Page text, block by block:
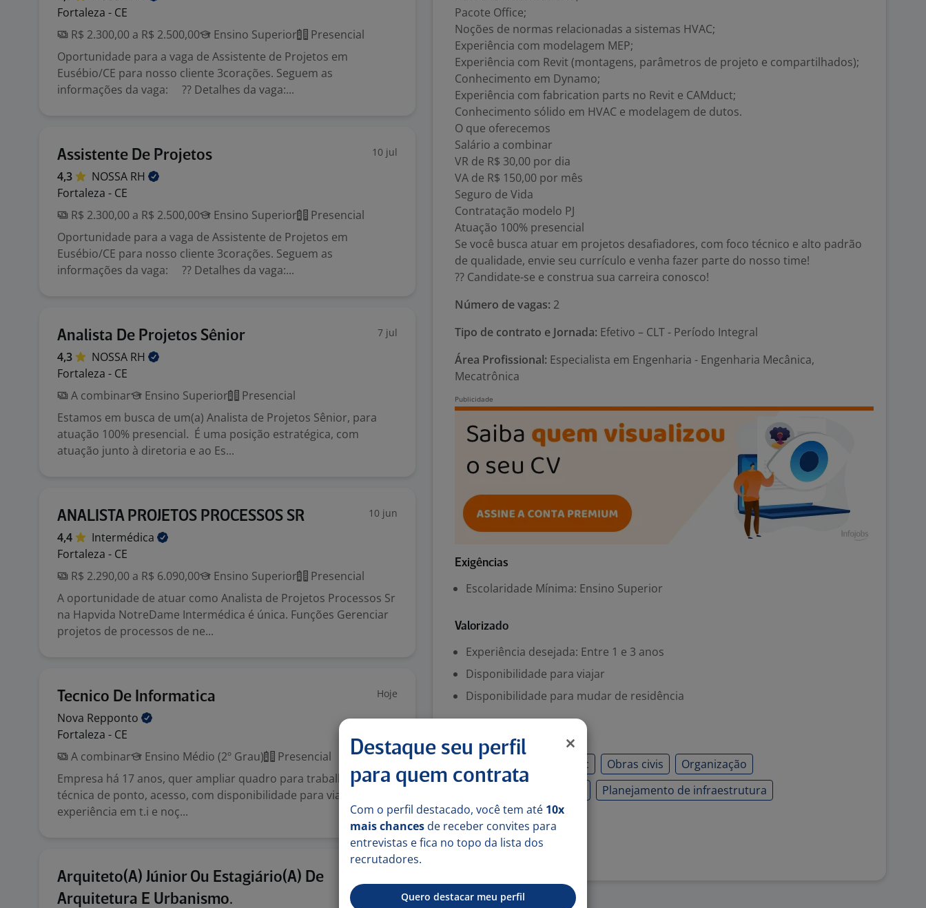
Fortaleza - CE
R$ 2.300,00 a R$ 2.500,00
Ensino Superior
Presencial
Oportunidade para a vaga de Assistente de Projetos em
Eusébio/CE para nosso cliente 3corações. Seguem as
informações da vaga: ?? Detalhes da vaga:...
Assistente De Projetos 10 jul
4,3 NOSSA RH
Fortaleza - CE
R$ 2.300,00 a R$ 2.500,00
Ensino Superior
Presencial
Oportunidade para a vaga de Assistente de Projetos em
Eusébio/CE para nosso cliente 3corações. Seguem as
informações da vaga: ?? Detalhes da vaga:...
Analista De Projetos Sênior 7 jul
4,3 NOSSA RH
Fortaleza - CE
A combinar
Ensino Superior
Presencial
Estamos em busca de um(a) Analista de Projetos Sênior, para
atuação 100% presencial. É uma posição estratégica, com
atuação junto à diretoria e ao Es...
ANALISTA PROJETOS PROCESSOS SR 10 jun
4,4
Intermédica
Fortaleza - CE
R$ 2.290,00 a R$ 6.090,00
Ensino Superior
Presencial
A oportunidade de atuar como Analista de Projetos Processos Sr
na Hapvida NotreDame Intermédica é única. Funções Gerenciar
projetos de processos de ne...
Tecnico De Informatica Hoje
Nova Repponto
Fortaleza - CE
A combinar
Ensino Médio (2º Grau)
Presencial
Empresa há 17 anos, quer ampliar quadro para trabalhar na área
técnica de ponto, acesso, com disponibilidade para viagens com
experiência em t.i e noç...
Arquiteto(A) Júnior Ou Estagiário(A) De
Arquitetura E Urbanismo.
Pacote Office;
Noções de normas relacionadas a sistemas HVAC;
Experiência com modelagem MEP;
Experiência com Revit (montagens, parâmetros de projeto e compartilhados);
Conhecimento em Dynamo;
Experiência com fabrication parts no Revit e CAMduct;
Conhecimento sólido em HVAC e modelagem de dutos.
O que oferecemos
Salário a combinar
VR de R$ 30,00 por dia
VA de R$ 150,00 por mês
Seguro de Vida
Contratação modelo PJ
Atuação 100% presencial
Se você busca atuar em projetos desafiadores, com foco técnico e alto padrão
de qualidade, envie seu currículo e venha fazer parte do nosso time!
?? Candidate-se e construa sua carreira conosco!
Número de vagas: 2
Tipo de contrato e Jornada: Efetivo – CLT - Período Integral
Área Profissional: Especialista em Engenharia - Engenharia Mecânica,
Mecatrônica
Exigências
Escolaridade Mínima: Ensino Superior
Valorizado
Experiência desejada: Entre 1 e 3 anos
Disponibilidade para viajar
Disponibilidade para mudar de residência
Gestão de obras hvac Obras civis
Organização
Planejamento de infraestrutura
Denunciar vaga
Destaque seu perfil
para quem contrata
Com o perfil destacado, você tem até 10x
mais chances de receber convites para
entrevistas e fica no topo da lista dos
recrutadores.
Quero destacar meu perfil